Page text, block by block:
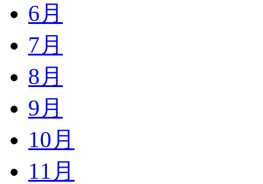
6月
7月
8月
9月
10月
11月